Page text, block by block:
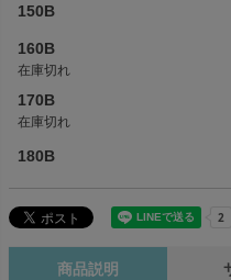
150B
160B
在庫切れ
170B
在庫切れ
180B
商品説明